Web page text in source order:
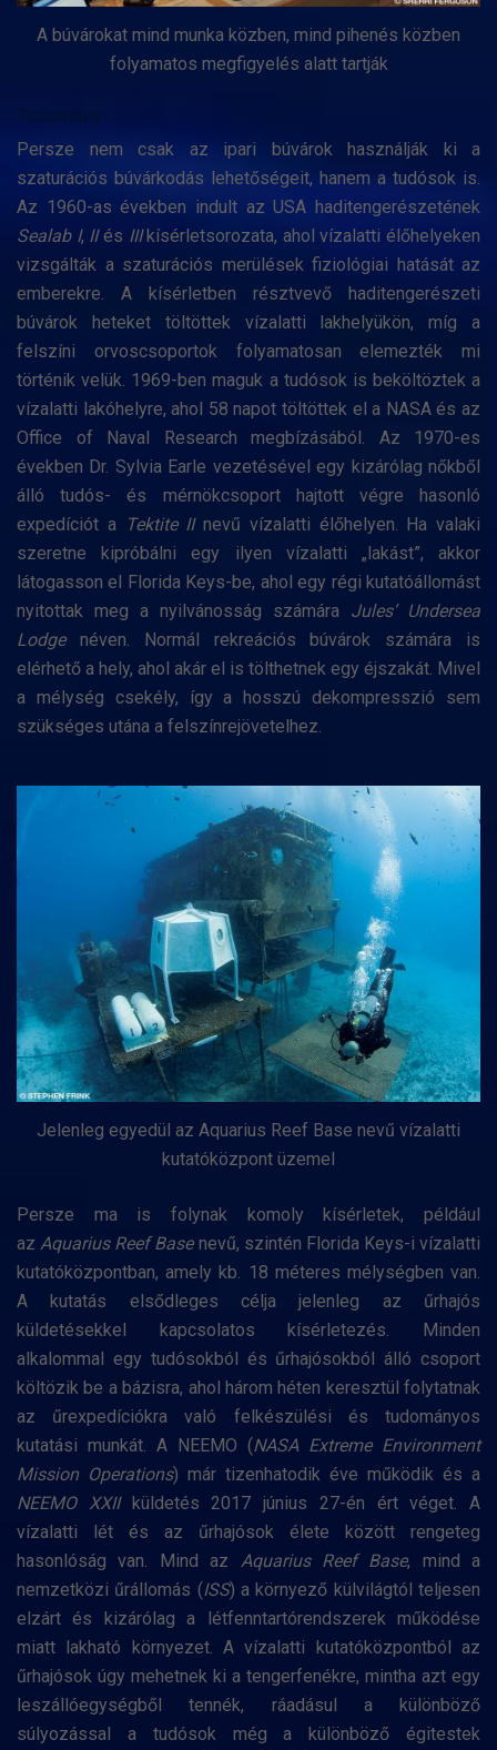
A búvárokat mind munka közben, mind pihenés közben
folyamatos megfigyelés alatt tartják
Tudomány
Persze nem csak az ipari búvárok használják ki a
szaturációs búvárkodás lehetőségeit, hanem a tudósok is.
Az 1960-as években indult az USA haditengerészetének
Sealab I, IIés IIIkísérletsorozata, ahol vízalatti élőhelyeken
vizsgálták a szaturációs merülések fiziológiai hatását az
emberekre. A kísérletben résztvevő haditengerészeti
búvárok heteket töltöttek vízalatti lakhelyükön, míg a
felszíni orvoscsoportok folyamatosan elemezték mi
történik velük. 1969-ben maguk a tudósok is beköltöztek a
vízalatti lakóhelyre, ahol 58 napot töltöttek el a NASA és az
Office of Naval Research megbízásából. Az 1970-es
években Dr. Sylvia Earle vezetésével egy kizárólag nőkből
álló tudós- és mérnökcsoport hajtott végre hasonló
expedíciót a Tektite IInevű vízalatti élőhelyen. Ha valaki
szeretne kipróbálni egy ilyen vízalatti „lakást”, akkor
látogasson el Florida Keys-be, ahol egy régi kutatóállomást
nyitottak meg a nyilvánosság számára Jules’ Undersea
Lodgenéven. Normál rekreációs búvárok számára is
elérhető a hely, ahol akár el is tölthetnek egy éjszakát. Mivel
a mélység csekély, így a hosszú dekompresszió sem
szükséges utána a felszínrejövetelhez.
Jelenleg egyedül az Aquarius Reef Base nevű vízalatti
kutatóközpont üzemel
Persze ma is folynak komoly kísérletek, például
az Aquarius Reef Base nevű, szintén Florida Keys-i vízalatti
kutatóközpontban, amely kb. 18 méteres mélységben van.
A kutatás elsődleges célja jelenleg az űrhajós
küldetésekkel kapcsolatos kísérletezés. Minden
alkalommal egy tudósokból és űrhajósokból álló csoport
költözik be a bázisra, ahol három héten keresztül folytatnak
az űrexpedíciókra való felkészülési és tudományos
kutatási munkát. A NEEMO (NASA Extreme Environment
Mission Operations) már tizenhatodik éve működik és a
NEEMO XXIIküldetés 2017 június 27-én ért véget. A
vízalatti lét és az űrhajósok élete között rengeteg
hasonlóság van. Mind az Aquarius Reef Base, mind a
nemzetközi űrállomás (ISS) a környező külvilágtól teljesen
elzárt és kizárólag a létfenntartórendszerek működése
miatt lakható környezet. A vízalatti kutatóközpontból az
űrhajósok úgy mehetnek ki a tengerfenékre, mintha azt egy
leszállóegységből tennék, ráadásul a különböző
súlyozással a tudósok még a különböző égitestek